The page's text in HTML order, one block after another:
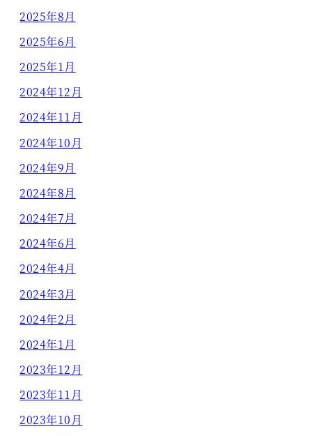
2025年8月
2025年6月
2025年1月
2024年12月
2024年11月
2024年10月
2024年9月
2024年8月
2024年7月
2024年6月
2024年4月
2024年3月
2024年2月
2024年1月
2023年12月
2023年11月
2023年10月